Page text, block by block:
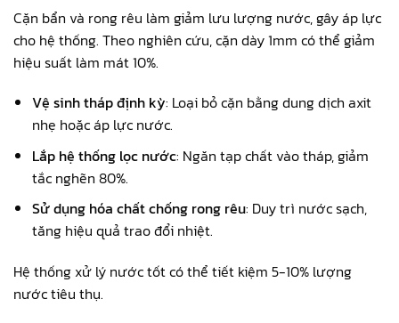
Cặn bẩn và rong rêu làm giảm lưu lượng nước, gây áp lực
cho hệ thống. Theo nghiên cứu, cặn dày 1mm có thể giảm
hiệu suất làm mát 10%.
Vệ sinh tháp định kỳ: Loại bỏ cặn bằng dung dịch axit
nhẹ hoặc áp lực nước.
Lắp hệ thống lọc nước: Ngăn tạp chất vào tháp, giảm
tắc nghẽn 80%.
Sử dụng hóa chất chống rong rêu: Duy trì nước sạch,
tăng hiệu quả trao đổi nhiệt.
Hệ thống xử lý nước tốt có thể tiết kiệm 5-10% lượng
nước tiêu thụ.